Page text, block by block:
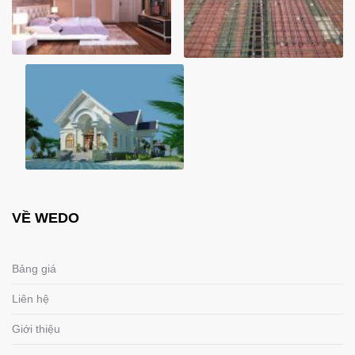
VỀ WEDO
Bảng giá
Liên hệ
Giới thiệu